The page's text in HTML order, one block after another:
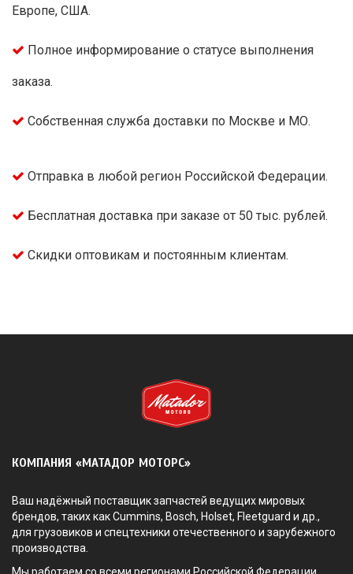
Европе, США.
Полное информирование о статусе выполнения
заказа.
Собственная служба доставки по Москве и МО.
Отправка в любой регион Российской Федерации.
Бесплатная доставка при заказе от 50 тыс. рублей.
Скидки оптовикам и постоянным клиентам.
КОМПАНИЯ «МАТАДОР МОТОРС»
Ваш надёжный поставщик запчастей ведущих мировых
брендов, таких как Cummins, Bosch, Holset, Fleetguard и др.,
для грузовиков и спецтехники отечественного и зарубежного
производства.
Мы работаем со всеми регионами Российской Федерации.